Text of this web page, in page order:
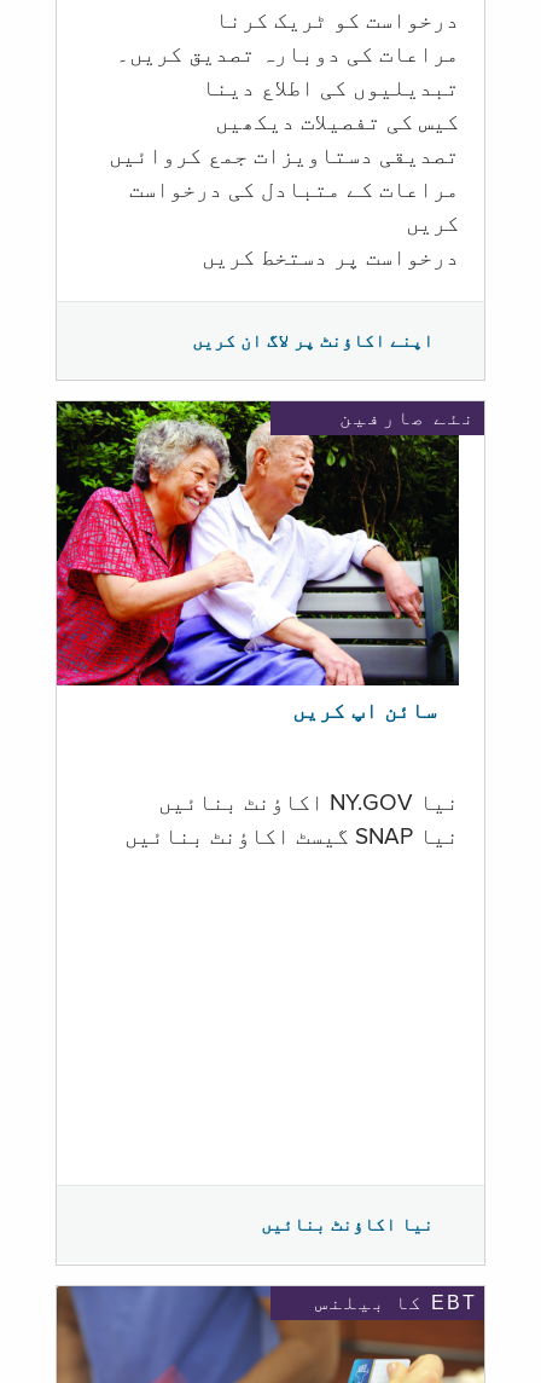
درخواست کو ٹریک کرنا
مراعات کی دوبارہ تصدیق کریں۔
تبدیلیوں کی اطلاع دینا
کیس کی تفصیلات دیکھیں
تصدیقی دستاویزات جمع کروائیں
مراعات کے متبادل کی درخواست
کریں
درخواست پر دستخط کریں
اپنے اکاؤنٹ پر لاگ ان کریں
نئے صارفین
سائن اپ کریں
نیا NY.GOV اکاؤنٹ بنائیں
نیا SNAP گیسٹ اکاؤنٹ بنائیں
نیا اکاؤنٹ بنائیں
EBT کا بیلنس